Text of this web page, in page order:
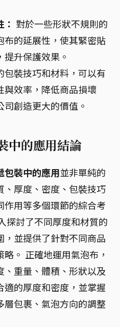
對於一些形狀不規則的
布的延展性，使其緊密貼
升保護效果。
裝技巧和材料，可以有
與效率，降低商品損壞
創造更大的價值。
中的應用結論
包裝中的應用並非單純的
厚度、密度、包裝技巧
用等多個環節的綜合考
探討了不同厚度和材質的
並提供了針對不同商品
。 正確地運用氣泡布，
重量、體積、形狀以及
的厚度和密度，並掌握
層包裹、氣泡方向的調整